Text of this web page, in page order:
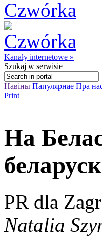
Kanały internetowe »
Szukaj w serwisie
Навіны Папулярнае Пра
Print
На
PR dla
Natalia